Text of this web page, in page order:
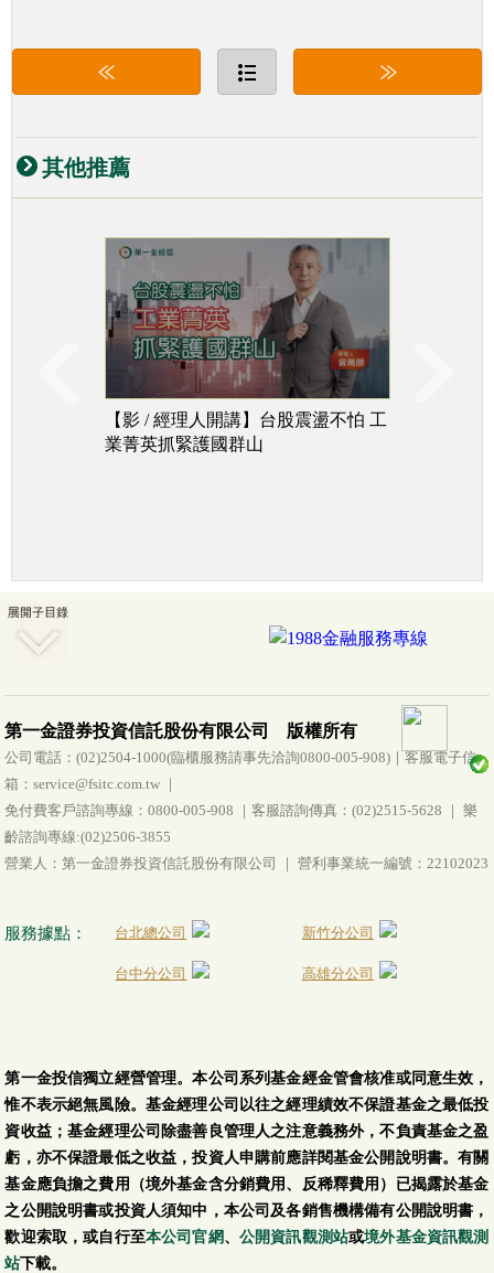
其他推薦
【影 / 經理人開講】台股震盪不怕 工
業菁英抓緊護國群山
第一金證券投資信託股份有限公司 版權所有
公司電話：(02)2504-1000(臨櫃服務請事先洽詢0800-005-908)｜客服電子信
箱：service@fsitc.com.tw ｜
免付費客戶諮詢專線：0800-005-908 ｜客服諮詢傳真：(02)2515-5628 ｜ 樂
齡諮詢專線:(02)2506-3855
營業人：第一金證券投資信託股份有限公司 ｜ 營利事業統一編號：22102023
服務據點： 台北總公司 新竹分公司
台中分公司 高雄分公司
第一金投信獨立經營管理。本公司系列基金經金管會核准或同意生效，
惟不表示絕無風險。基金經理公司以往之經理績效不保證基金之最低投
資收益；基金經理公司除盡善良管理人之注意義務外，不負責基金之盈
虧，亦不保證最低之收益，投資人申購前應詳閱基金公開說明書。有關
基金應負擔之費用（境外基金含分銷費用、反稀釋費用）已揭露於基金
之公開說明書或投資人須知中，本公司及各銷售機構備有公開說明書，
歡迎索取，或自行至本公司官網、 公開資訊觀測站或境外基金資訊觀測
站下載。